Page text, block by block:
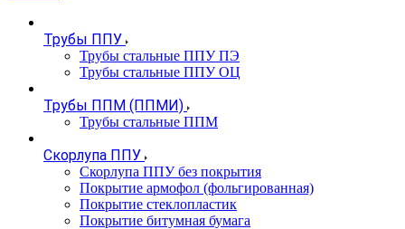
Трубы ППУ
Трубы стальные ППУ ПЭ
Трубы стальные ППУ ОЦ
Трубы ППМ (ППМИ)
Трубы стальные ППМ
Скорлупа ППУ
Скорлупа ППУ без покрытия
Покрытие армофол (фольгированная)
Покрытие стеклопластик
Покрытие битумная бумага